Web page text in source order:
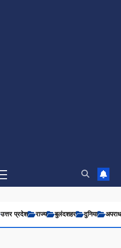
उत्तर प्रदेश राज्य बुलंदशहर दुनिया अपराध